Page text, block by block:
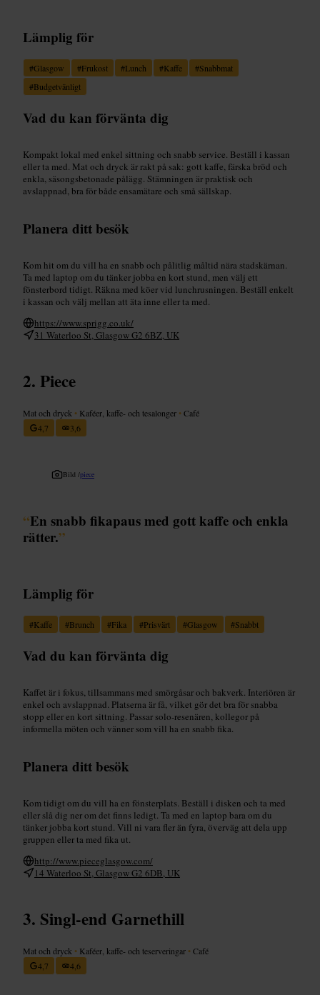
Lämplig för
#Glasgow #Frukost #Lunch #Kaffe #Snabbmat
#Budgetvänligt
Vad du kan förvänta dig
Kompakt lokal med enkel sittning och snabb service. Beställ i kassan
eller ta med. Mat och dryck är rakt på sak: gott kaffe, färska bröd och
enkla, säsongsbetonade pålägg. Stämningen är praktisk och
avslappnad, bra för både ensamätare och små sällskap.
Planera ditt besök
Kom hit om du vill ha en snabb och pålitlig måltid nära stadskärnan.
Ta med laptop om du tänker jobba en kort stund, men välj ett
fönsterbord tidigt. Räkna med köer vid lunchrusningen. Beställ enkelt
i kassan och välj mellan att äta inne eller ta med.
https://www.sprigg.co.uk/
31 Waterloo St, Glasgow G2 6BZ, UK
Piece
Mat och dryck • Kaféer, kaffe- och tesalonger •Café
4,7
3,6
Bild /piece
“En snabb fikapaus med gott kaffe och enkla
rätter.”
Lämplig för
#Kaffe #Brunch #Fika #Prisvärt #Glasgow #Snabbt
Vad du kan förvänta dig
Kaffet är i fokus, tillsammans med smörgåsar och bakverk. Interiören är
enkel och avslappnad. Platserna är få, vilket gör det bra för snabba
stopp eller en kort sittning. Passar solo-resenären, kollegor på
informella möten och vänner som vill ha en snabb fika.
Planera ditt besök
Kom tidigt om du vill ha en fönsterplats. Beställ i disken och ta med
eller slå dig ner om det finns ledigt. Ta med en laptop bara om du
tänker jobba kort stund. Vill ni vara fler än fyra, överväg att dela upp
gruppen eller ta med fika ut.
http://www.pieceglasgow.com/
14 Waterloo St, Glasgow G2 6DB, UK
Singl-end Garnethill
Mat och dryck • Kaféer, kaffe- och teserveringar •Café
4,7
4,6